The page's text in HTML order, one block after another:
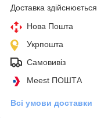
Доставка
Нова Пошта
Укрпошта
Самовивіз
Meest ПОШТА
Всі умови доставки